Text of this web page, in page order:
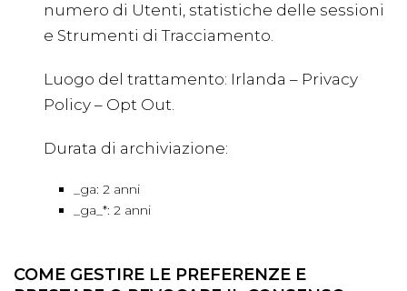
numero di Utenti, statistiche delle sessioni
e Strumenti di Tracciamento.
Luogo del trattamento: Irlanda – Privacy
Policy– Opt Out.
Durata di archiviazione:
_ga: 2 anni
_ga_*: 2 anni
COME GESTIRE LE PREFERENZE E